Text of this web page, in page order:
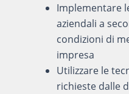
Implementare
aziendali a
condizioni di
impresa
Utilizzare le
richieste dalle